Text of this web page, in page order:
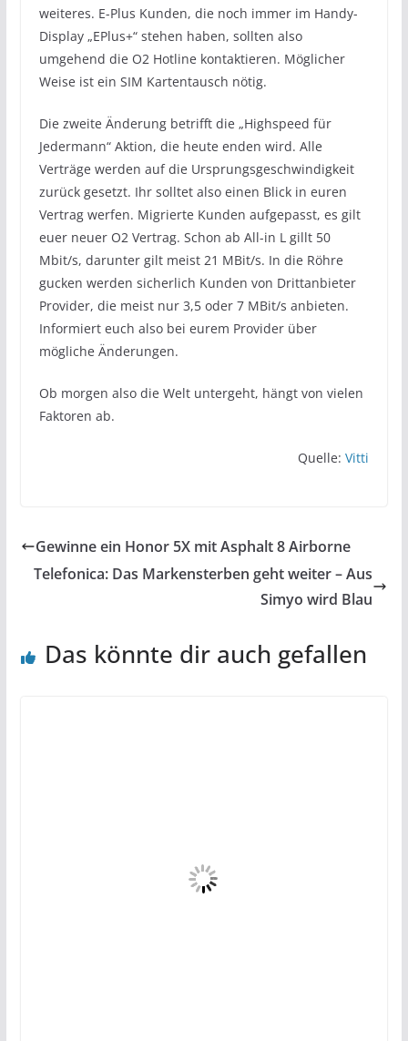
weiteres. E-Plus Kunden, die noch immer im Handy-
Display „EPlus+“ stehen haben, sollten also
umgehend die O2 Hotline kontaktieren. Möglicher
Weise ist ein SIM Kartentausch nötig.
Die zweite Änderung betrifft die „Highspeed für
Jedermann“ Aktion, die heute enden wird. Alle
Verträge werden auf die Ursprungsgeschwindigkeit
zurück gesetzt. Ihr solltet also einen Blick in euren
Vertrag werfen. Migrierte Kunden aufgepasst, es gilt
euer neuer O2 Vertrag. Schon ab All-in L gillt 50
Mbit/s, darunter gilt meist 21 MBit/s. In die Röhre
gucken werden sicherlich Kunden von Drittanbieter
Provider, die meist nur 3,5 oder 7 MBit/s anbieten.
Informiert euch also bei eurem Provider über
mögliche Änderungen.
Ob morgen also die Welt untergeht, hängt von vielen
Faktoren ab.
Quelle:Vitti
Gewinne ein Honor 5X mit Asphalt 8 Airborne
Telefonica: Das Markensterben geht weiter – Aus
Simyo wird Blau
Das könnte dir auch gefallen